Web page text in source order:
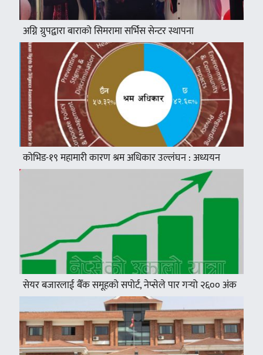
अग्नि ग्रुपद्वारा बाराको सिमरामा सर्भिस सेन्टर स्थापना
कोभिड-१९ महामारी कारण श्रम अधिकार उल्लंघन : अध्ययन
सेयर बजारलाई बैँक समूहको सपोर्ट, नेप्सेले पार गर्‍यो २६०० अंक